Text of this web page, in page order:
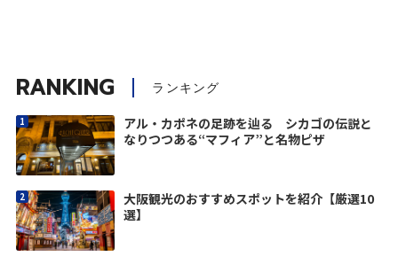
RANKING ランキング
アル・カポネの足跡を辿る シカゴの伝説と
なりつつある“マフィア”と名物ピザ
大阪観光のおすすめスポットを紹介【厳選10
選】